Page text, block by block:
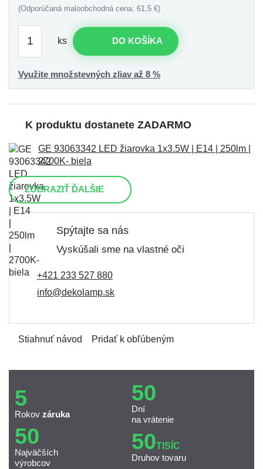
(Odporúčaná maloobchodná cena: 61,5 €)
ks DO KOŠÍKA
Využite množstevných zliav až 8 %
K produktu dostanete ZADARMO
GE 93063342 LED žiarovka 1x3.5W | E14 | 250lm |
2700K- biela
ZOBRAZIŤ ĎALŠIE
Spýtajte sa nás
Vyskúšali sme na vlastné oči
+421 233 527 880
info@dekolamp.sk
Stiahnuť návod Pridať k obľúbeným
5
Rokov záruka
50
Dní
na vrátenie
50
Najväčších
výrobcov
50TISÍC
Druhov tovaru